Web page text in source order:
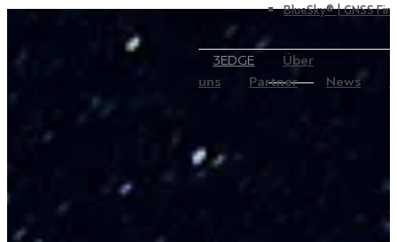
BlueSky® | GNSS
3EDGE
Über
uns
Partner News